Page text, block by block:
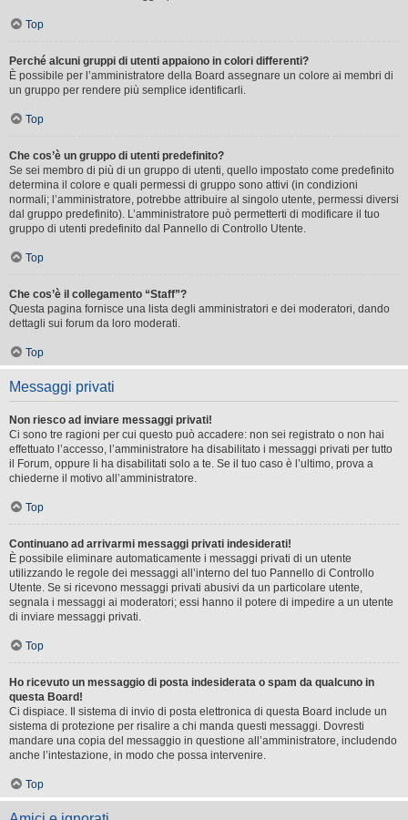
Top
Perché alcuni gruppi di utenti appaiono in colori differenti?
È possibile per l’amministratore della Board assegnare un colore ai membri di
un gruppo per rendere più semplice identificarli.
Top
Che cos’è un gruppo di utenti predefinito?
Se sei membro di più di un gruppo di utenti, quello impostato come predefinito
determina il colore e quali permessi di gruppo sono attivi (in condizioni
normali; l’amministratore, potrebbe attribuire al singolo utente, permessi diversi
dal gruppo predefinito). L’amministratore può permetterti di modificare il tuo
gruppo di utenti predefinito dal Pannello di Controllo Utente.
Top
Che cos’è il collegamento “Staff”?
Questa pagina fornisce una lista degli amministratori e dei moderatori, dando
dettagli sui forum da loro moderati.
Top
Messaggi privati
Non riesco ad inviare messaggi privati!
Ci sono tre ragioni per cui questo può accadere: non sei registrato o non hai
effettuato l’accesso, l’amministratore ha disabilitato i messaggi privati per tutto
il Forum, oppure li ha disabilitati solo a te. Se il tuo caso è l’ultimo, prova a
chiederne il motivo all’amministratore.
Top
Continuano ad arrivarmi messaggi privati indesiderati!
È possibile eliminare automaticamente i messaggi privati ​​di un utente
utilizzando le regole dei messaggi all’interno del tuo Pannello di Controllo
Utente. Se si ricevono messaggi privati ​​abusivi da un particolare utente,
segnala i messaggi ai moderatori; essi hanno il potere di impedire a un utente
di inviare messaggi privati​​.
Top
Ho ricevuto un messaggio di posta indesiderata o spam da qualcuno in
questa Board!
Ci dispiace. Il sistema di invio di posta elettronica di questa Board include un
sistema di protezione per risalire a chi manda questi messaggi. Dovresti
mandare una copia del messaggio in questione all’amministratore, includendo
anche l’intestazione, in modo che possa intervenire.
Top